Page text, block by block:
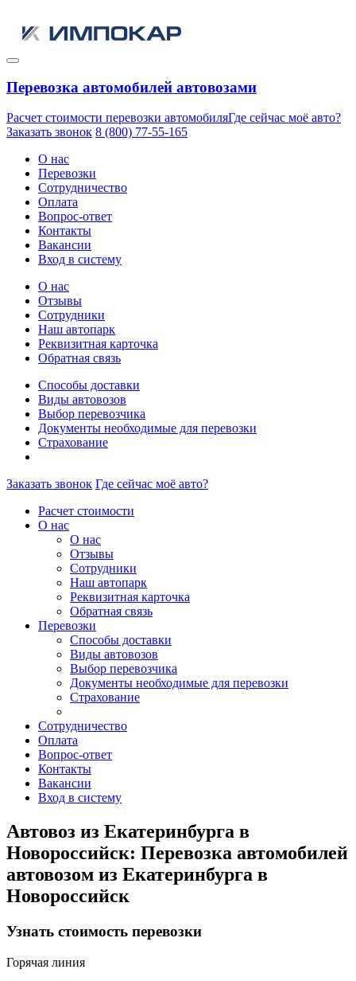
Перевозка автомобилей автовозами
Расчет стоимости перевозки автомобиляГде сейчас моё авто?
Заказать звонок 8 (800) 77-55-165
О нас
Перевозки
Сотрудничество
Оплата
Вопрос-ответ
Контакты
Вакансии
Вход в систему
О нас
Отзывы
Сотрудники
Наш автопарк
Реквизитная карточка
Обратная связь
Способы доставки
Виды автовозов
Выбор перевозчика
Документы необходимые для перевозки
Страхование
Заказать звонок Где сейчас моё авто?
Расчет стоимости
О нас
О нас
Отзывы
Сотрудники
Наш автопарк
Реквизитная карточка
Обратная связь
Перевозки
Способы доставки
Виды автовозов
Выбор перевозчика
Документы необходимые для перевозки
Страхование
Сотрудничество
Оплата
Вопрос-ответ
Контакты
Вакансии
Вход в систему
Автовоз из Екатеринбурга в
Новороссийск: Перевозка автомобилей
автовозом из Екатеринбурга в
Новороссийск
Узнать стоимость перевозки
Горячая линия